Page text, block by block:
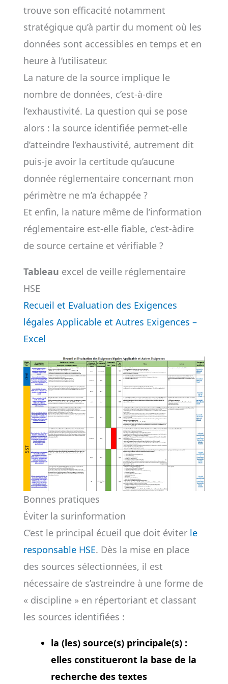
trouve son efficacité notamment
stratégique qu’à partir du moment où les
données sont accessibles en temps et en
heure à l’utilisateur.
La nature de la source implique le
nombre de données, c’est-à-dire
l’exhaustivité. La question qui se pose
alors : la source identifiée permet-elle
d’atteindre l’exhaustivité, autrement dit
puis-je avoir la certitude qu’aucune
donnée réglementaire concernant mon
périmètre ne m’a échappée ?
Et enfin, la nature même de l’information
réglementaire est-elle fiable, c’est-àdire
de source certaine et vérifiable ?
Tableau excel de veille réglementaire
HSE
Recueil et Evaluation des Exigences
légales Applicable et Autres Exigences –
Excel
Bonnes pratiques
Éviter la surinformation
C’est le principal écueil que doit éviter le
responsable HSE. Dès la mise en place
des sources sélectionnées, il est
nécessaire de s’astreindre à une forme de
« discipline » en répertoriant et classant
les sources identifiées :
la (les) source(s) principale(s) :
elles constitueront la base de la
recherche des textes